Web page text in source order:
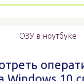
ОЗУ в ноутбуке